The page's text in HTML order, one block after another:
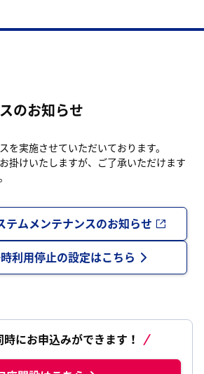
のお知らせ
を実施させていただいております。
掛けいたしますが、ご了承いただけます
テムメンテナンスのお知らせ
利用停止の設定はこちら
にお申込みができます！